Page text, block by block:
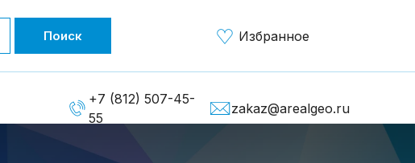
Избранное
Поиск
+7 (812) 507-45-
55
zakaz@arealgeo.ru